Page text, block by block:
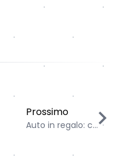
e best practice
Auto in regalo: come
Prossimo
Auto in regalo: c...